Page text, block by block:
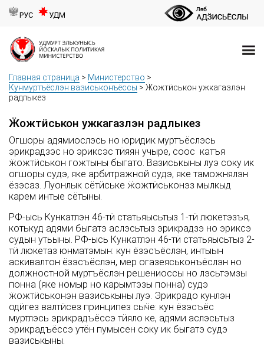
РУС УДМ
Главная страница > Министерство >
Кунмуртъёслэн вазиськонъёссы > Ӝожтӥськон ужкагазлэн
радлыкез
Ӝожтӥськон ужкагазлэн радлыкез
Огшоры адямиослэсь но юридик муртъёслэсь
эрикрадзэс но эриксэс тӥяян учыре, соос катъя
ӝожтӥськон гожтыны быгато. Вазиськыны луэ соку ик
огшоры судэ, яке арбитражной судэ, яке таможнялэн
ёзэсаз. Луонлык сётӥське ӝожтӥськонэз мылкыд
карем интые сётыны.
РФ-ысь Кункатлэн 46-тӥ статьяысьтыз 1-тӥ люкетэзъя,
котькуд адями быгатэ аслэсьтыз эрикрадзэ но эриксэ
судын утьыны. РФ-ысь Кункатлэн 46-тӥ статьяысьтыз 2-
тӥ люкетаз юнматэмын: кун ёзэсъёслэн, интыын
аскивалтон ёзэсъёслэн, мер огазеяськонъёслэн но
должностной муртъёслэн решениоссы но лэсьтэмзы
понна (яке номыр но карымтэзы понна) судэ
ӝожтӥськонэн вазиськыны луэ. Эрикрадо кунлэн
одӥгез валтӥсез принципез сыӵе: кун ёзэсъёс
муртлэсь эрикрадъёссэ тӥяло ке, адями аслэсьтыз
эрикрадъёссэ утён пумысен соку ик быгатэ судэ
вазиськыны.